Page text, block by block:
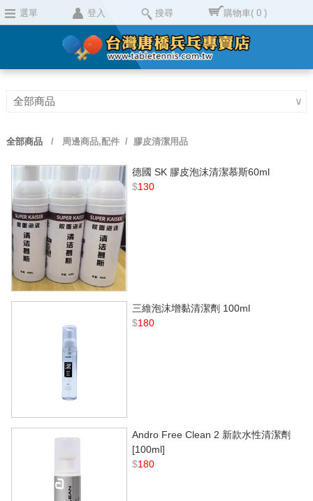
選單 登入 搜尋 購物車( 0 )
全部商品 ∨
全部商品/ 周邊商品,配件/ 膠皮清潔用品
德國 SK 膠皮泡沫清潔慕斯60ml
$130
三維泡沫增黏清潔劑 100ml
$180
Andro Free Clean 2 新款水性清潔劑
[100ml]
$180